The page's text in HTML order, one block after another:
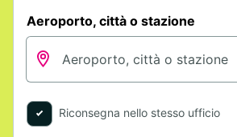
Aeroporto, città o stazione
Riconsegna nello stesso ufficio